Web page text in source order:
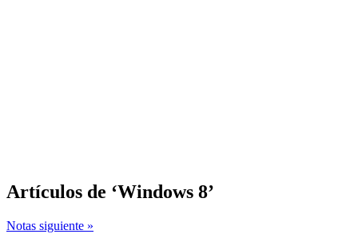
Artículos de ‘Windows 8’
Notas siguiente »